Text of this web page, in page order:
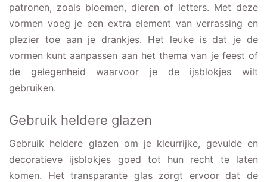
patronen, zoals bloemen, dieren of letters. Met deze
vormen voeg je een extra element van verrassing en
plezier toe aan je drankjes. Het leuke is dat je de
vormen kunt aanpassen aan het thema van je feest of
de gelegenheid waarvoor je de ijsblokjes wilt
gebruiken.
Gebruik heldere glazen
Gebruik heldere glazen om je kleurrijke, gevulde en
decoratieve ijsblokjes goed tot hun recht te laten
komen. Het transparante glas zorgt ervoor dat de